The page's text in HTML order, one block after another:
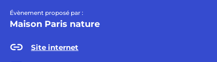
Évènement proposé par :
Maison Paris nature
Site internet